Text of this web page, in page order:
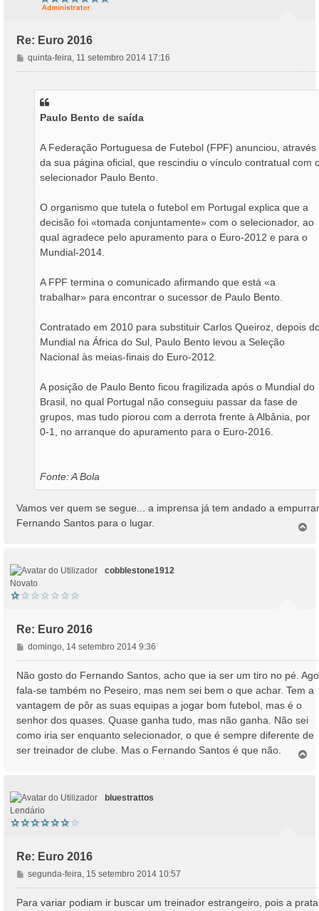
Re: Euro 2016
M
e
quinta-feira, 11 setembro 2014 17:16
Paulo Bento de saída
A Federação Portuguesa de Futebol (FPF) anunciou, através
da sua página oficial, que rescindiu o vínculo contratual com
selecionador Paulo Bento.
O organismo que tutela o futebol em Portugal explica que a
decisão foi «tomada conjuntamente» com o selecionador, ao
qual agradece pelo apuramento para o Euro-2012 e para o
Mundial-2014.
A FPF termina o comunicado afirmando que está «a
trabalhar» para encontrar o sucessor de Paulo Bento.
Contratado em 2010 para substituir Carlos Queiroz, depois
Mundial na África do Sul, Paulo Bento levou a Seleção
Nacional às meias-finais do Euro-2012.
A posição de Paulo Bento ficou fragilizada após o Mundial do
Brasil, no qual Portugal não conseguiu passar da fase de
grupos, mas tudo piorou com a derrota frente à Albânia, por
0-1, no arranque do apuramento para o Euro-2016.
Fonte: A Bola
Vamos ver quem se segue... a imprensa já tem andado a
Fernando Santos para o lugar.
cobblestone1912
Novato
Re: Euro 2016
M
e
n
s
a
g
e
m
domingo, 14 setembro 2014 9:36
Não gosto do Fernando Santos, acho que ia ser um tiro no pé.
fala-se também no Peseiro, mas nem sei bem o que achar. Tem a
vantagem de pôr as suas equipas a jogar bom futebol, mas é o
senhor dos quases. Quase ganha tudo, mas não ganha. Não sei
como iria ser enquanto selecionador, o que é sempre diferente de
ser treinador de clube. Mas o Fernando Santos é que não.
bluestrattos
Lendário
Re: Euro 2016
M
e
n
segunda-feira, 15 setembro 2014 10:57
Para variar podiam ir buscar um treinador estrangeiro, pois a prata